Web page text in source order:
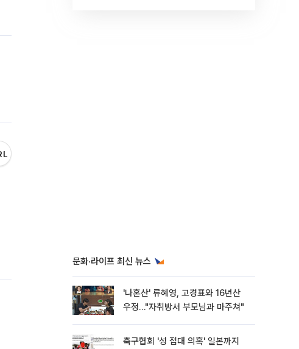
문화·라이프 최신 뉴스
'나혼산' 류혜영, 고경표와 16년산
우정…"자취방서 부모님과 마주쳐"
축구협회 '성 접대 의혹' 일본까지